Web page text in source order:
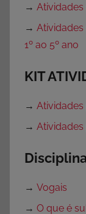
→
→ Atividades
1º ao 5º ano
KIT
→ Atividades
→ Atividades
→ Vogais
→ O que é